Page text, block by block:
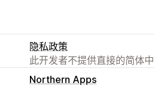
隐私政策
此开发者不提供直接的简体中
Northern Apps